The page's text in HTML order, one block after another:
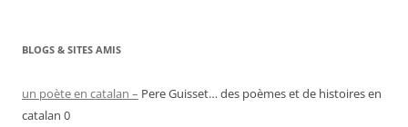
BLOGS & SITES AMIS
un poète en catalan – Pere Guisset… des poèmes et de histoires en
catalan 0